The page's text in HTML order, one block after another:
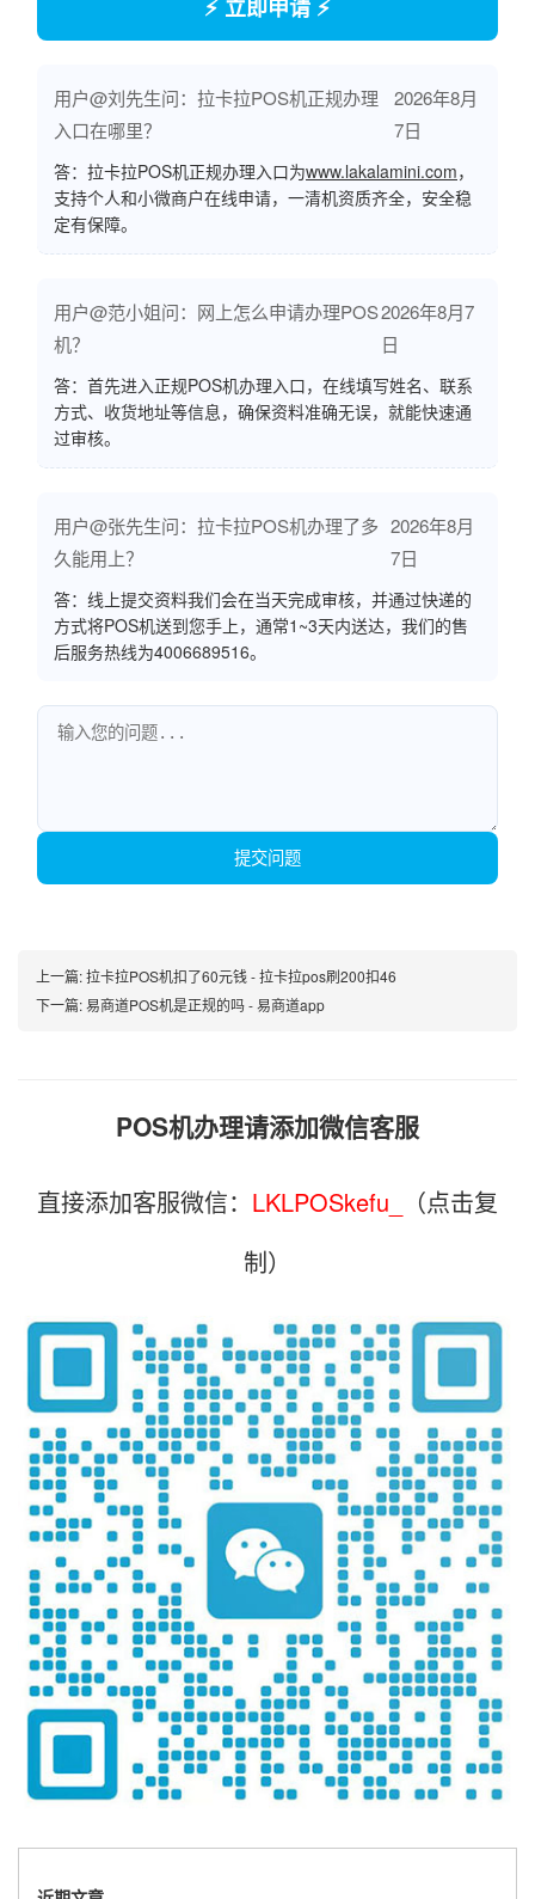
⚡ 立即申请 ⚡
用户@刘先生问：拉卡拉POS机正规办理
入口在哪里？
2026年8月
7日
答：拉卡拉POS机正规办理入口为www.lakalamini.com，
支持个人和小微商户在线申请，一清机资质齐全，安全稳
定有保障。
用户@范小姐问：网上怎么申请办理POS
机？
2026年8月7
日
答：首先进入正规POS机办理入口，在线填写姓名、联系
方式、收货地址等信息，确保资料准确无误，就能快速通
过审核。
用户@张先生问：拉卡拉POS机办理了多
久能用上？
2026年8月
7日
答：线上提交资料我们会在当天完成审核，并通过快递的
方式将POS机送到您手上，通常1~3天内送达，我们的售
后服务热线为4006689516。
提交问题
上一篇:拉卡拉POS机扣了60元钱 - 拉卡拉pos刷200扣46
下一篇:易商道POS机是正规的吗 - 易商道app
POS机办理请添加微信客服
直接添加客服微信： LKLPOSkefu_
（点击复
制）